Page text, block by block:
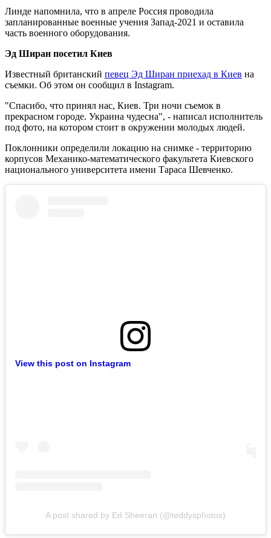
Линде напомнила, что в апреле Россия проводила
запланированные военные учения Запад-2021 и оставила
часть военного оборудования.
Эд Ширан посетил Киев
Известный британский певец Эд Ширан приехад в Киев на
съемки. Об этом он сообщил в Instagram.
"Спасибо, что принял нас, Киев. Три ночи съемок в
прекрасном городе. Украина чудесна", - написал исполнитель
под фото, на котором стоит в окружении молодых людей.
Поклонники определили локацию на снимке - территорию
корпусов Механико-математического факультета Киевского
национального университета имени Тараса Шевченко.
View this post on Instagram
A post shared by Ed Sheeran (@teddysphotos)